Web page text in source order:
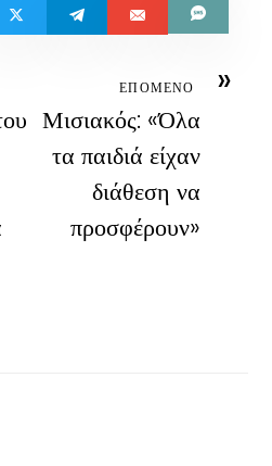
»
ΕΠΟΜΕΝΟ
Μισιακός: «Όλα
τα παιδιά είχαν
διάθεση να
προσφέρουν»